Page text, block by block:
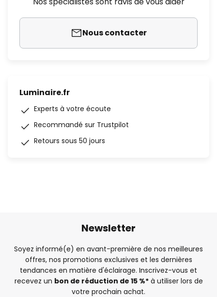
Nous contacter
Luminaire.fr
Experts à votre écoute
Recommandé sur Trustpilot
Retours sous 50 jours
Newsletter
Soyez informé(e) en avant-première de nos meilleures
offres, nos promotions exclusives et les dernières
tendances en matière d'éclairage. Inscrivez-vous et
recevez un bon de réduction de 15 %*à utiliser lors de
votre prochain achat.